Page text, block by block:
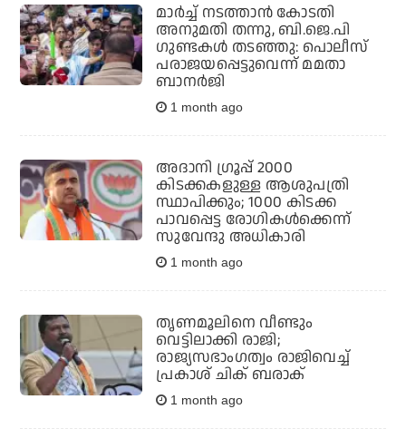
മാര്‍ച്ച് നടത്താന്‍ കോടതി
അനുമതി തന്നു, ബി.ജെ.പി
ഗുണ്ടകള്‍ തടഞ്ഞു: പൊലീസ്
പരാജയപ്പെട്ടുവെന്ന് മമതാ
ബാനര്‍ജി
1 month ago
അദാനി ഗ്രൂപ്പ് 2000
കിടക്കകളുള്ള ആശുപത്രി
സ്ഥാപിക്കും; 1000 കിടക്ക
പാവപ്പെട്ട രോഗികള്‍ക്കെന്ന്
സുവേന്ദു അധികാരി
1 month ago
തൃണമൂലിനെ വീണ്ടും
വെട്ടിലാക്കി രാജി;
രാജ്യസഭാംഗത്വം രാജിവെച്ച്
പ്രകാശ് ചിക് ബരാക്
1 month ago